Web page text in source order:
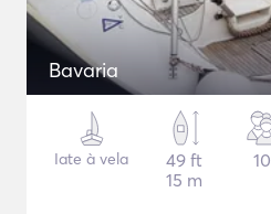
Bavaria
Iate à vela
49 ft
15 m
10